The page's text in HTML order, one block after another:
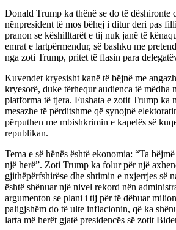
Donald Trump ka thënë se do të dëshironte
nënpresident të mos bëhej i ditur deri pas
pranon se këshilltarët e tij nuk janë të
emrat e lartpërmendur, së bashku me
nga zoti Trump, pritet të flasin para
Kuvendet kryesisht kanë të bëjnë me
kryesorë, duke tërhequr audienca të mëdha
platforma të tjera. Fushata e zotit Trump ka
mesazhe të përditshme që synojnë
përputhen me mbishkrimin e kapelës së
republikan.
Tema e së hënës është ekonomia: “Ta
një herë”. Zoti Trump ka folur për një
gjithëpërfshirëse dhe shtimin e nxjerrjes së
është shënuar një nivel rekord nën
argumenton se plani i tij për të dëbuar
paligjshëm do të ulte inflacionin, që ka
larta më herët gjatë presidencës së zotit